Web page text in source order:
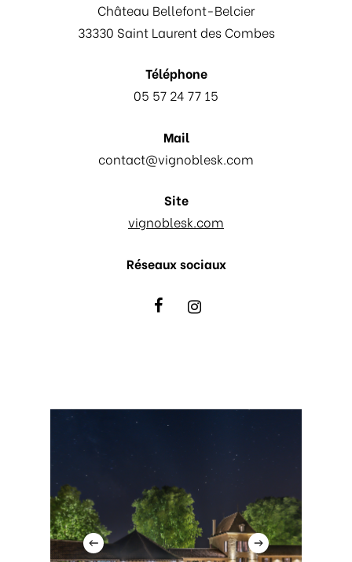
Château Bellefont-Belcier
33330 Saint Laurent des Combes
Téléphone
05 57 24 77 15
Mail
contact@vignoblesk.com
Site
vignoblesk.com
Réseaux sociaux